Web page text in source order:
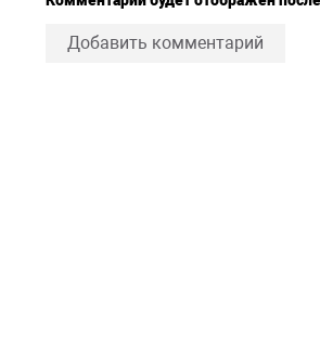
Добавить комментарий